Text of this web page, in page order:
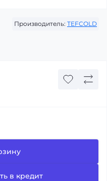
Производитель: TEFCOLD
в кредит